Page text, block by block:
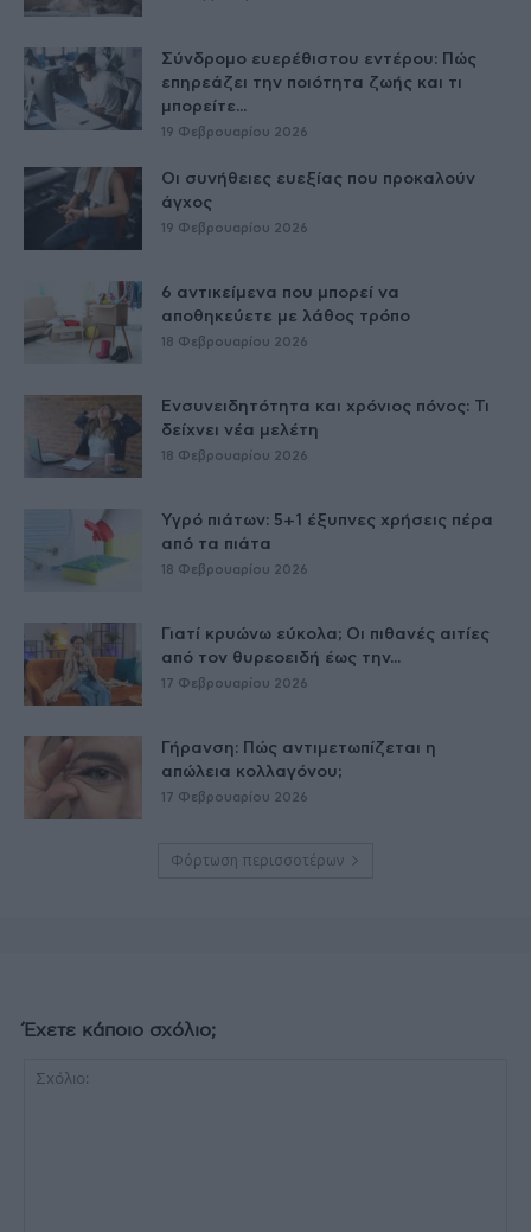
Σύνδρομο ευερέθιστου εντέρου: Πώς
επηρεάζει την ποιότητα ζωής και τι
μπορείτε...
19 Φεβρουαρίου 2026
Οι συνήθειες ευεξίας που προκαλούν
άγχος
19 Φεβρουαρίου 2026
6 αντικείμενα που μπορεί να
αποθηκεύετε με λάθος τρόπο
18 Φεβρουαρίου 2026
Ενσυνειδητότητα και χρόνιος πόνος: Τι
δείχνει νέα μελέτη
18 Φεβρουαρίου 2026
Υγρό πιάτων: 5+1 έξυπνες χρήσεις πέρα
από τα πιάτα
18 Φεβρουαρίου 2026
Γιατί κρυώνω εύκολα; Οι πιθανές αιτίες
από τον θυρεοειδή έως την...
17 Φεβρουαρίου 2026
Γήρανση: Πώς αντιμετωπίζεται η
απώλεια κολλαγόνου;
17 Φεβρουαρίου 2026
Φόρτωση περισσοτέρων
Έχετε κάποιο σχόλιο;